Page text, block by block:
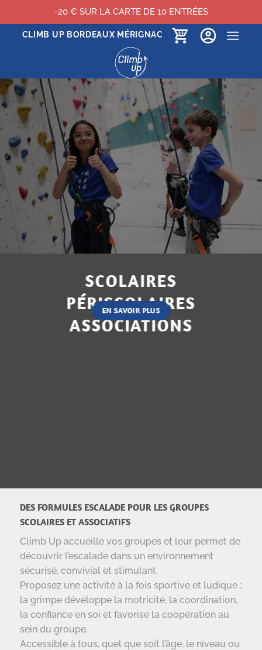
PasserCLIMB UP BORDEAUX MÉRIGNAC
SCOLAIRES
PÉRISCOLAIRES
ASSOCIATIONS
EN SAVOIR PLUS
DES FORMULES ESCALADE POUR LES GROUPES
SCOLAIRES ET ASSOCIATIFS
Climb Up accueille vos groupes et leur permet de
découvrir l’escalade dans un environnement
sécurisé, convivial et stimulant.
Proposez une activité à la fois sportive et ludique :
la grimpe développe la motricité, la coordination,
la confiance en soi et favorise la coopération au
sein du groupe.
Accessible à tous, quel que soit l’âge, le niveau ou
-20 € SUR LA CARTE DE 10 ENTRÉES